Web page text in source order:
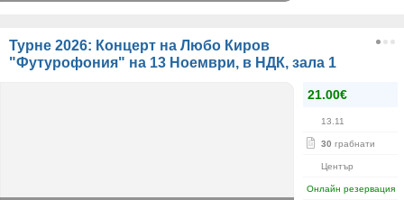
Турне 2026: Концерт на Любо Киров
"Футурофония" на 13 Ноември, в НДК, зала 1
21.00€
13.11
30 грабнати
Център
Онлайн резервация